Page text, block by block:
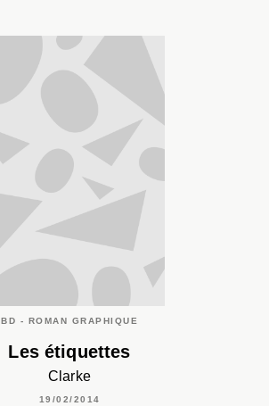
BD - ROMAN GRAPHIQUE
Les étiquettes
Clarke
19/02/2014